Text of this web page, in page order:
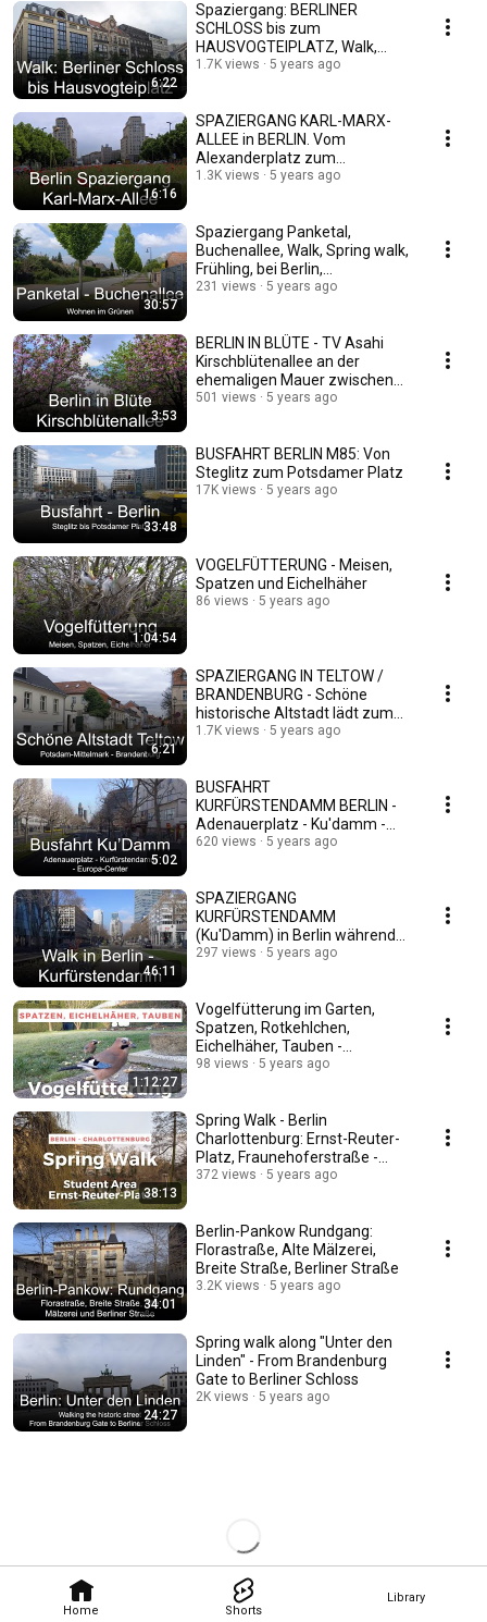
Home Shorts
Library
6:22
Spaziergang: BERLINER
SCHLOSS bis zum
HAUSVOGTEIPLATZ, Walk,
Schloss, Auswärtiges Amt
1.7K views 5 years ago
16:16
SPAZIERGANG KARL-MARX-
ALLEE in BERLIN. Vom
Alexanderplatz zum
Straußberger Platz
1.3K views 5 years ago
30:57
Spaziergang Panketal,
Buchenallee, Walk, Spring walk,
Frühling, bei Berlin,
Brandenburg
231 views 5 years ago
3:53
BERLIN IN BLÜTE - TV Asahi
Kirschblütenallee an der
ehemaligen Mauer zwischen
Berlin und Teltow
501 views 5 years ago
33:48
BUSFAHRT BERLIN M85: Von
Steglitz zum Potsdamer Platz
17K views 5 years ago
1:04:54
VOGELFÜTTERUNG - Meisen,
Spatzen und Eichelhäher
86 views 5 years ago
6:21
SPAZIERGANG IN TELTOW /
BRANDENBURG - Schöne
historische Altstadt lädt zum
Flanieren ein
1.7K views 5 years ago
5:02
BUSFAHRT
KURFÜRSTENDAMM BERLIN -
Adenauerplatz - Ku'damm -
Europa-Center
620 views 5 years ago
46:11
SPAZIERGANG
KURFÜRSTENDAMM
(Ku'Damm) in Berlin während
der Covid-Pandemie und zu
297 views 5 years ago
1:12:27
Vogelfütterung im Garten,
Spatzen, Rotkehlchen,
Eichelhäher, Tauben -
Katzenkino (bird feeding)
98 views 5 years ago
38:13
Spring Walk - Berlin
Charlottenburg: Ernst-Reuter-
Platz, Fraunehoferstraße -
Otto-Suhr-Allee
372 views 5 years ago
34:01
Berlin-Pankow Rundgang:
Florastraße, Alte Mälzerei,
Breite Straße, Berliner Straße
3.2K views 5 years ago
24:27
Spring walk along "Unter den
Linden" - From Brandenburg
Gate to Berliner Schloss
2K views 5 years ago